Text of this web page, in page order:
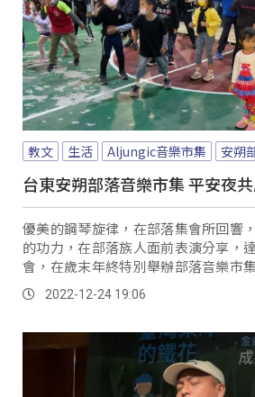
教文 生活 Aljungic音樂市集 安朔
台東安朔部落音樂市集 平安夜
優美的鋼琴旋律，在部落集會所回響
的功力，在部落族人面前表演分享，
會，在歲末年終特別舉辦部落音樂市
享受音樂饗宴。
2022-12-24 19:06